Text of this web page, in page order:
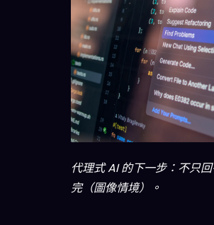
代理式 AI 的下一步：不只
完（圖像情境）。